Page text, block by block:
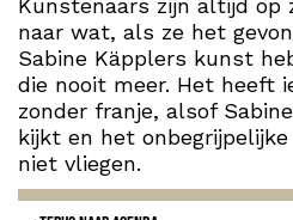
Kunstenaars zijn altijd op
naar wat, als ze het
Sabine Käpplers kunst
die nooit meer. Het heeft
zonder franje, alsof
kijkt en het
niet vliegen.